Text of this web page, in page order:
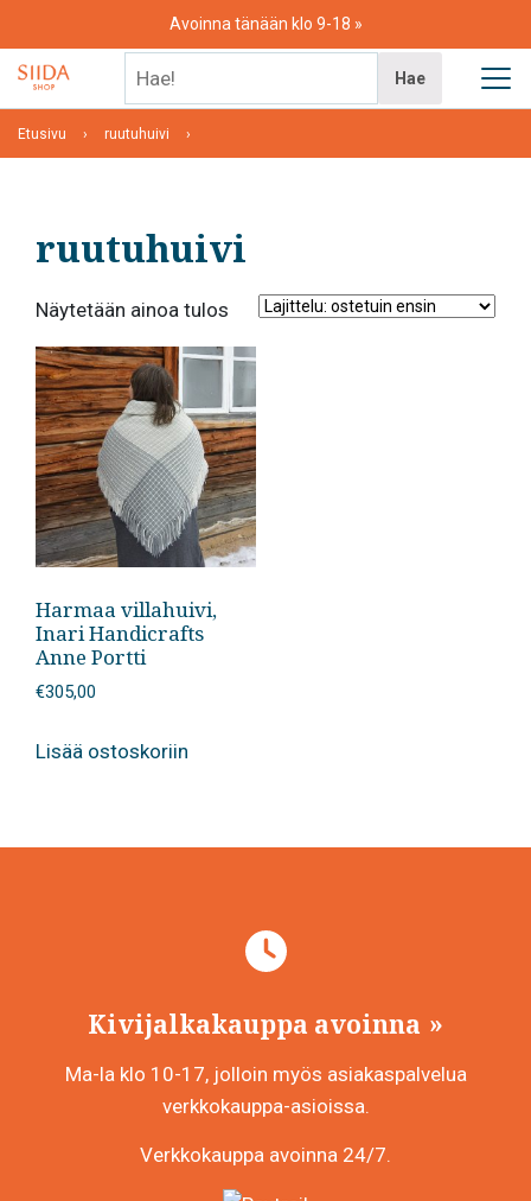
content
Avoinna tänään klo 9-18
Hae
Etusivu ruutuhuivi
ruutuhuivi
Näytetään ainoa tulos
Harmaa villahuivi,
Inari Handicrafts
Anne Portti
€305,00
Lisää ostoskoriin
Kivijalkakauppa avoinna
Ma-la klo 10-17, jolloin myös asiakaspalvelua
verkkokauppa-asioissa.
Verkkokauppa avoinna 24/7.